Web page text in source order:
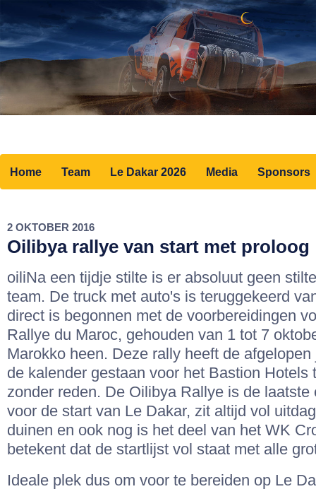
Home Team Le Dakar 2026 Media Sponsors
2 OKTOBER 2016
Oilibya rallye van start met proloog
oiliNa een tijdje stilte is er absoluut geen
team. De truck met auto's is teruggekeerd
direct is begonnen met de voorbereidingen
Rallye du Maroc, gehouden van 1 tot 7
Marokko heen. Deze rally heeft de
de kalender gestaan voor het Bastion Hotels
zonder reden. De Oilibya Rallye is de laatste
voor de start van Le Dakar, zit altijd vol
duinen en ook nog is het deel van het WK
betekent dat de startlijst vol staat met alle
Ideale plek dus om voor te bereiden op Le